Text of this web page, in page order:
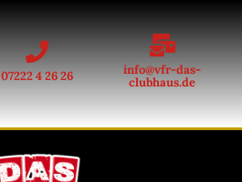
07222 4 26 26
info@vfr-das-
clubhaus.de